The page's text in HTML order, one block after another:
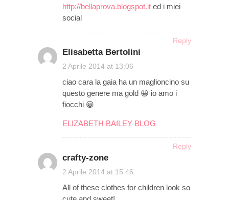
http://bellaprova.blogspot.it ed i miei
social
Reply
Elisabetta Bertolini
2 Aprile 2014 at 13:06
ciao cara la gaia ha un maglioncino su
questo genere ma gold 😀 io amo i
fiocchi 😀
ELIZABETH BAILEY BLOG
Reply
crafty-zone
2 Aprile 2014 at 15:46
All of these clothes for children look so